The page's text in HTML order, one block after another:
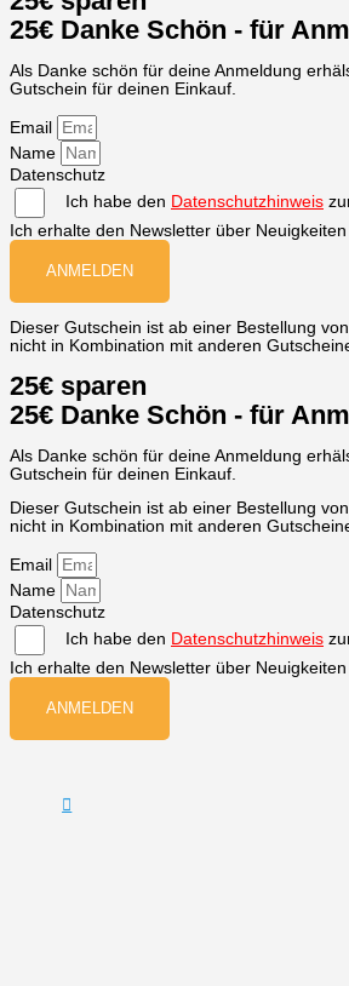
25€ Danke Schön - für
Als Danke schön für deine Anmeldung
Gutschein für deinen Einkauf.
Email
Name
Datenschutz
Ich habe den Datenschutzhinweis
Ich erhalte den Newsletter über
ANMELDEN
Dieser Gutschein ist ab einer Bestellung
nicht in Kombination mit anderen
25€ sparen
25€ Danke Schön - für
Als Danke schön für deine Anmeldung
Gutschein für deinen Einkauf.
Dieser Gutschein ist ab einer Bestellung
nicht in Kombination mit anderen
Email
Name
Datenschutz
Ich habe den Datenschutzhinweis
Ich erhalte den Newsletter über
ANMELDEN